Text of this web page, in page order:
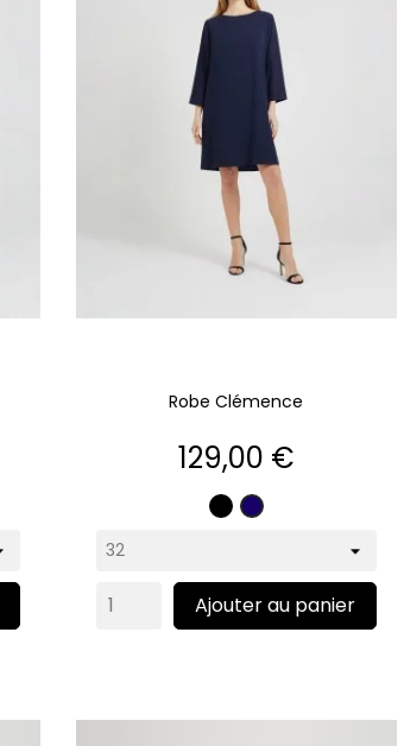
Robe Clémence
Prix
129,00 €
NoirMarine
Ajouter au panier